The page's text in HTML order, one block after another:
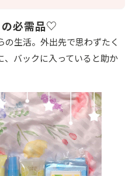
の必需品♡
生活。外出先で思わずたく
、バックに入っていると助か